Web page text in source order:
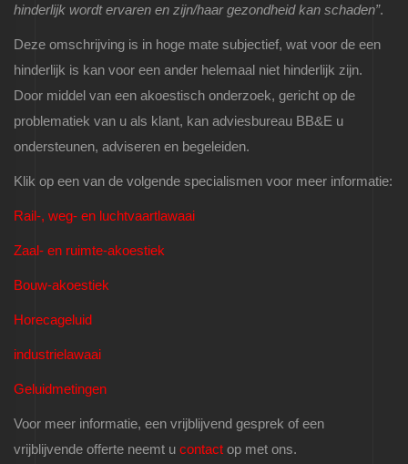
hinderlijk wordt ervaren en zijn/haar gezondheid kan schaden”.
Deze omschrijving is in hoge mate subjectief, wat voor de een
hinderlijk is kan voor een ander helemaal niet hinderlijk zijn.
Door middel van een akoestisch onderzoek, gericht op de
problematiek van u als klant, kan adviesbureau BB&E u
ondersteunen, adviseren en begeleiden.
Klik op een van de volgende specialismen voor meer informatie:
Rail-, weg- en luchtvaartlawaai
Zaal- en ruimte-akoestiek
Bouw-akoestiek
Horecageluid
industrielawaai
Geluidmetingen
Voor meer informatie, een vrijblijvend gesprek of een
vrijblijvende offerte neemt u contact op met ons.